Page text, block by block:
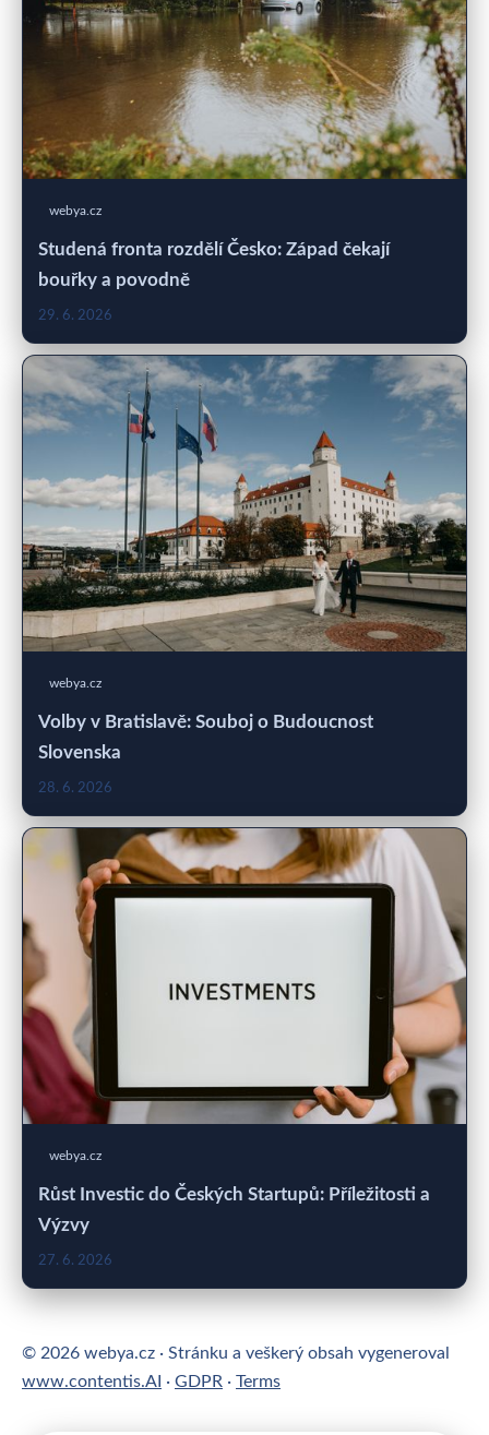
webya.cz
Studená fronta rozdělí Česko: Západ čekají
bouřky a povodně
29. 6. 2026
webya.cz
Volby v Bratislavě: Souboj o Budoucnost
Slovenska
28. 6. 2026
webya.cz
Růst Investic do Českých Startupů: Příležitosti a
Výzvy
27. 6. 2026
© 2026 webya.cz · Stránku a veškerý obsah vygeneroval
www.contentis.AI · GDPR · Terms